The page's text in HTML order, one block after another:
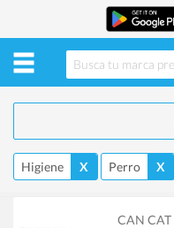
Higiene X Perro X
CAN CAT